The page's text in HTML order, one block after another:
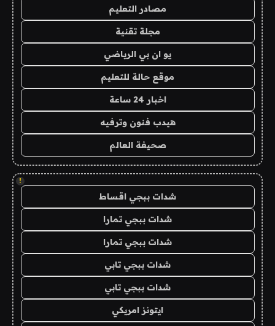
مصادر التعليم
مجلة تقنية
يو ان بي الرياضي
موقع حالة للتعليم
اخبار 24 ساعة
هيدب فنون وترفيه
صحيفة العالم
!
شدات ببجي اقساط
شدات ببجي تمارا
شدات ببجي تمارا
شدات ببجي تابي
شدات ببجي تابي
ايتونز امريكي